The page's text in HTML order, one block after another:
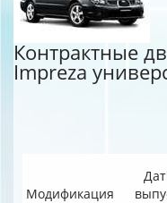
Контрактные
Impreza
Модификация